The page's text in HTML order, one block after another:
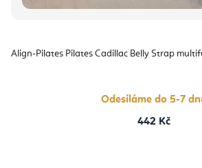
Align-Pilates Pilates Cadillac Belly Strap
Odesíláme do 5-7
442 Kč